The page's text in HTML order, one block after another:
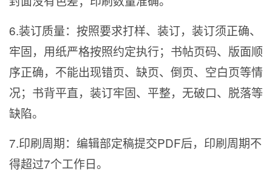
6.装订质量：按照要求打样、装订，装订须正确、
牢固，用纸严格按照约定执行；书帖页码、版面顺
序正确，不能出现错页、缺页、倒页、空白页等情
况；书背平直，装订牢固、平整，无破口、脱落等
缺陷。
7.印刷周期：编辑部定稿提交PDF后，印刷周期不
得超过7个工作日。